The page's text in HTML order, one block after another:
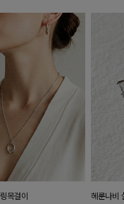
목걸이 헤룬나비